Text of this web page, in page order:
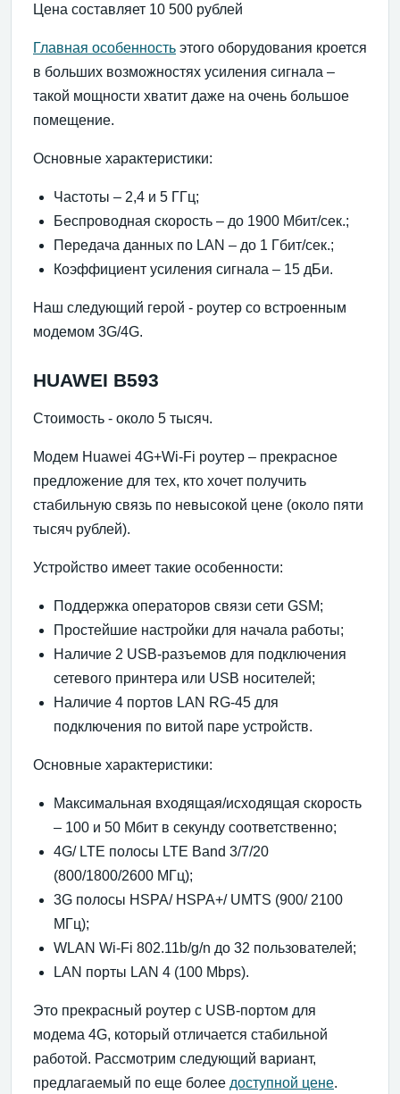
Цена составляет 10 500 рублей
Главная особенность этого оборудования кроется
в больших возможностях усиления сигнала –
такой мощности хватит даже на очень большое
помещение.
Основные характеристики:
Частоты – 2,4 и 5 ГГц;
Беспроводная скорость – до 1900 Мбит/сек.;
Передача данных по LAN – до 1 Гбит/сек.;
Коэффициент усиления сигнала – 15 дБи.
Наш следующий герой - роутер со встроенным
модемом 3G/4G.
HUAWEI B593
Стоимость - около 5 тысяч.
Модем Huawei 4G+Wi-Fi роутер – прекрасное
предложение для тех, кто хочет получить
стабильную связь по невысокой цене (около пяти
тысяч рублей).
Устройство имеет такие особенности:
Поддержка операторов связи сети GSM;
Простейшие настройки для начала работы;
Наличие 2 USB-разъемов для подключения
сетевого принтера или USB носителей;
Наличие 4 портов LAN RG-45 для
подключения по витой паре устройств.
Основные характеристики:
Максимальная входящая/исходящая скорость
– 100 и 50 Мбит в секунду соответственно;
4G/ LTE полосы LTE Band 3/7/20
(800/1800/2600 МГц);
3G полосы HSPA/ HSPA+/ UMTS (900/ 2100
МГц);
WLAN Wi-Fi 802.11b/g/n до 32 пользователей;
LAN порты LAN 4 (100 Mbps).
Это прекрасный роутер с USB-портом для
модема 4G, который отличается стабильной
работой. Рассмотрим следующий вариант,
предлагаемый по еще более доступной цене.